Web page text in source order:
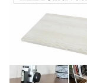
食器棚・キ
ベッド